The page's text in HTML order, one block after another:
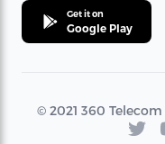
Get it on
Google Play
© 2021 360